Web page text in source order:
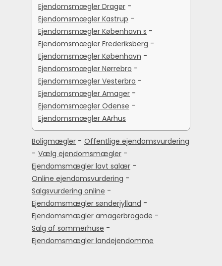
Ejendomsmægler Dragør -
Ejendomsmægler Kastrup -
Ejendomsmægler København s -
Ejendomsmægler Frederiksberg -
Ejendomsmægler København -
Ejendomsmægler Nørrebro -
Ejendomsmægler Vesterbro -
Ejendomsmægler Amager -
Ejendomsmægler Odense -
Ejendomsmægler AArhus
Boligmægler - Offentlige ejendomsvurdering
- Vælg ejendomsmægler -
Ejendomsmægler lavt salær -
Online ejendomsvurdering -
Salgsvurdering online -
Ejendomsmægler sønderjylland -
Ejendomsmægler amagerbrogade -
Salg af sommerhuse -
Ejendomsmægler landejendomme